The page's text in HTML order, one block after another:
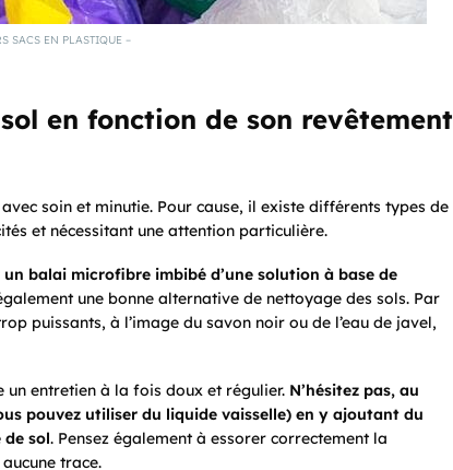
SACS EN PLASTIQUE –
en fonction de son revêtement
soin et minutie. Pour cause, il existe différents types de
et nécessitant une attention particulière.
un balai microfibre imbibé d’une solution à base de
une bonne alternative de nettoyage des sols. Par
puissants, à l’image du savon noir ou de l’eau de javel,
un entretien à la fois doux et régulier. N’hésitez pas, au
pouvez utiliser du liquide vaisselle) en y ajoutant du
sol. Pensez également à essorer correctement la
trace.